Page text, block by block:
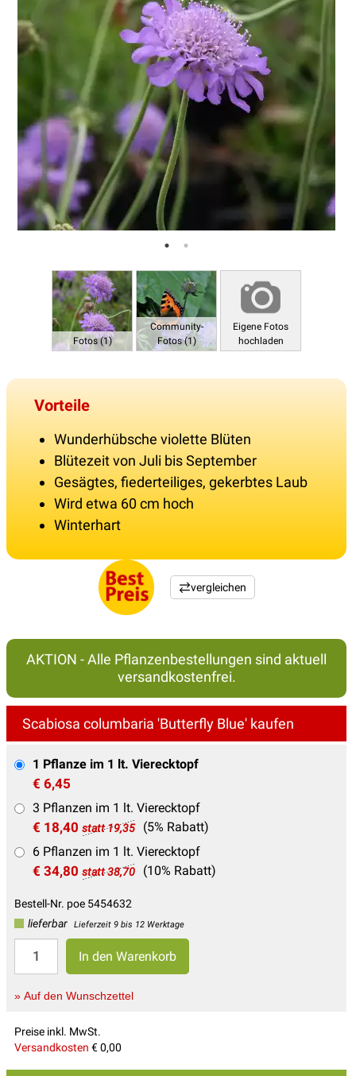
Fotos (1)
Community-
Fotos (1)
Eigene Fotos
hochladen
Vorteile
Wunderhübsche violette Blüten
Blütezeit von Juli bis September
Gesägtes, fiederteiliges, gekerbtes Laub
Wird etwa 60 cm hoch
Winterhart
vergleichen
AKTION - Alle Pflanzenbestellungen sind aktuell
versandkostenfrei.
Scabiosa columbaria 'Butterfly Blue' kaufen
1 Pflanze im 1 lt. Vierecktopf
€ 6,45
3 Pflanzen im 1 lt. Vierecktopf
€ 18,40 statt 19,35
(5% Rabatt)
6 Pflanzen im 1 lt. Vierecktopf
€ 34,80 statt 38,70 (10% Rabatt)
Bestell-Nr. poe 5454632
lieferbar
Lieferzeit 9 bis 12 Werktage
» Auf den Wunschzettel
Preise inkl. MwSt.
Versandkosten € 0,00